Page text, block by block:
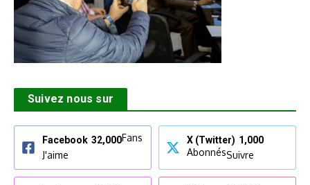
Suivez nous sur
Facebook 32,000Fans
J'aime
X (Twitter) 1,000
AbonnésSuivre